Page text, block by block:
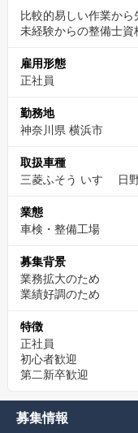
40代 15％
50代～ 35％
プロ意識をもって一丸
比較的易しい作業か
未経験からの整備士資
雇用形態
正社員
勤務地
神奈川県 横浜市
取扱車種
三菱ふそう いすゞ 日
業態
車検・整備工場
募集背景
業務拡大のため
業績好調のため
特徴
正社員
初心者歓迎
第二新卒歓迎
募集情報